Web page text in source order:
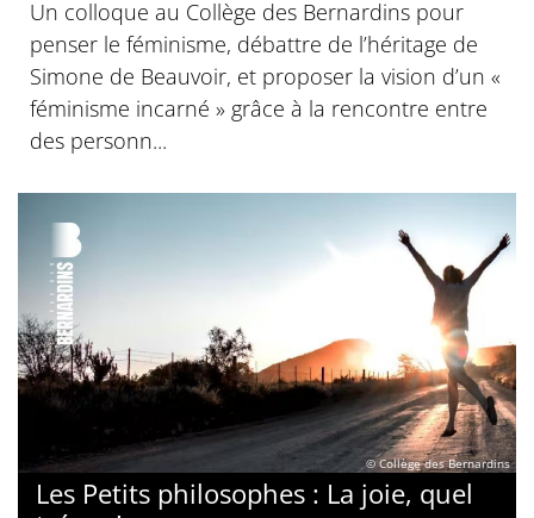
Un colloque au Collège des Bernardins pour
penser le féminisme, débattre de l’héritage de
Simone de Beauvoir, et proposer la vision d’un «
féminisme incarné » grâce à la rencontre entre
des personn...
© Collège des Bernardins
Les Petits philosophes : La joie, quel